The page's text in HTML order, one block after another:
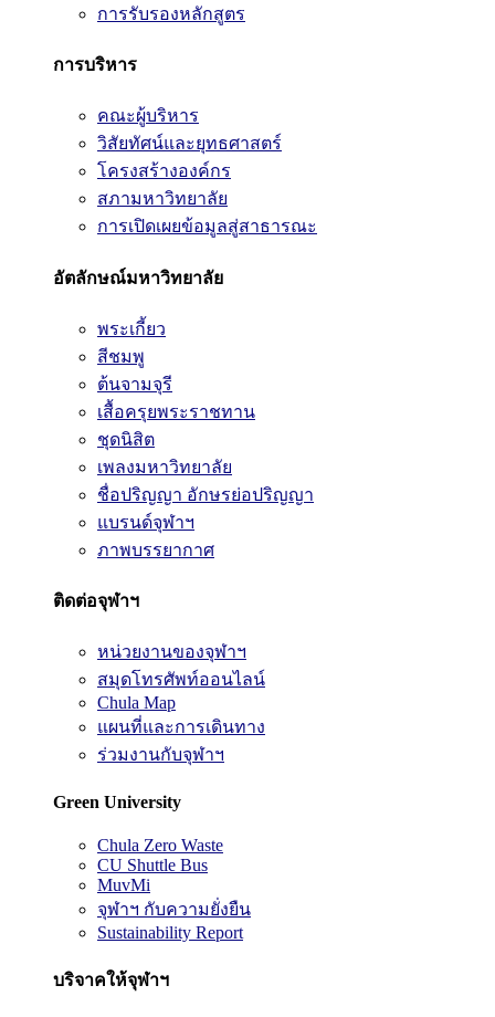
การรับรองหลักสูตร
การบริหาร
คณะผู้บริหาร
วิสัยทัศน์และยุทธศาสตร์
โครงสร้างองค์กร
สภามหาวิทยาลัย
การเปิดเผยข้อมูลสู่สาธารณะ
อัตลักษณ์มหาวิทยาลัย
พระเกี้ยว
สีชมพู
ต้นจามจุรี
เสื้อครุยพระราชทาน
ชุดนิสิต
เพลงมหาวิทยาลัย
ชื่อปริญญา อักษรย่อปริญญา
แบรนด์จุฬาฯ
ภาพบรรยากาศ
ติดต่อจุฬาฯ
หน่วยงานของจุฬาฯ
สมุดโทรศัพท์ออนไลน์
Chula Map
แผนที่และการเดินทาง
ร่วมงานกับจุฬาฯ
Green University
Chula Zero Waste
CU Shuttle Bus
MuvMi
จุฬาฯ กับความยั่งยืน
Sustainability Report
บริจาคให้จุฬาฯ